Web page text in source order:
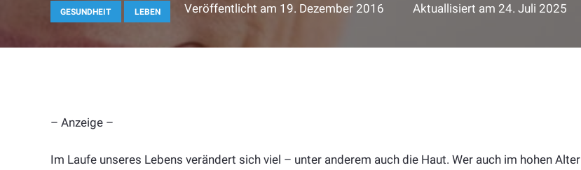
GESUNDHEIT LEBEN Veröffentlicht am 19. Dezember 2016 Aktuallisiert am 24. Juli 2025
– Anzeige –
Im Laufe unseres Lebens verändert sich viel – unter anderem auch die Haut. Wer auch im hohen Alter